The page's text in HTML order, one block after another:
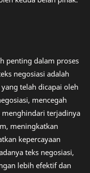
penting dalam proses
negosiasi adalah
telah dicapai oleh
mencegah
terjadinya
meningkatkan
kepercayaan
teks negosiasi,
lebih efektif dan